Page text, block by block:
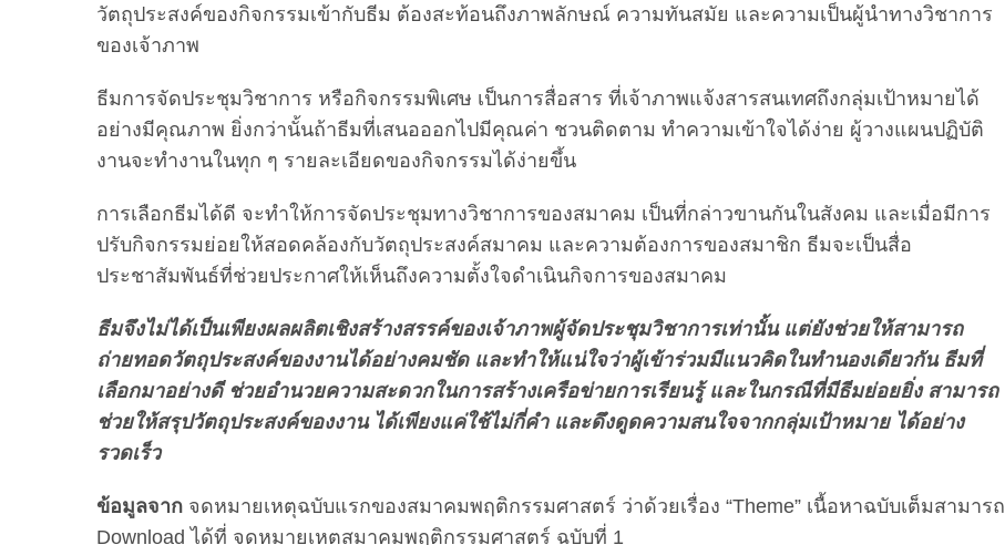
วัตถุประสงค์ของกิจกรรมเข้ากับธีม ต้องสะท้อนถึงภาพลักษณ์ ความทันสมัย และความเป็นผู้นำทางวิชาการ
ของเจ้าภาพ
ธีมการจัดประชุมวิชาการ หรือกิจกรรมพิเศษ เป็นการสื่อสาร ที่เจ้าภาพแจ้งสารสนเทศถึงกลุ่มเป้าหมายได้
อย่างมีคุณภาพ ยิ่งกว่านั้นถ้าธีมที่เสนอออกไปมีคุณค่า ชวนติดตาม ทำความเข้าใจได้ง่าย ผู้วางแผนปฏิบัติ
งานจะทำงานในทุก ๆ รายละเอียดของกิจกรรมได้ง่ายขึ้น
การเลือกธีมได้ดี จะทำให้การจัดประชุมทางวิชาการของสมาคม เป็นที่กล่าวขานกันในสังคม และเมื่อมีการ
ปรับกิจกรรมย่อยให้สอดคล้องกับวัตถุประสงค์สมาคม และความต้องการของสมาชิก ธีมจะเป็นสื่อ
ประชาสัมพันธ์ที่ช่วยประกาศให้เห็นถึงความตั้งใจดำเนินกิจการของสมาคม
ธีมจึงไม่ได้เป็นเพียงผลผลิตเชิงสร้างสรรค์ของเจ้าภาพผู้จัดประชุมวิชาการเท่านั้น แต่ยังช่วยให้สามารถ
ถ่ายทอดวัตถุประสงค์ของงานได้อย่างคมชัด และทำให้แน่ใจว่าผู้เข้าร่วมมีแนวคิดในทำนองเดียวกัน ธีมที่
เลือกมาอย่างดี ช่วยอำนวยความสะดวกในการสร้างเครือข่ายการเรียนรู้ และในกรณีที่มีธีมย่อยยิ่ง สามารถ
ช่วยให้สรุปวัตถุประสงค์ของงาน ได้เพียงแค่ใช้ไม่กี่คำ และดึงดูดความสนใจจากกลุ่มเป้าหมาย ได้อย่าง
รวดเร็ว
ข้อมูลจาก จดหมายเหตุฉบับแรกของสมาคมพฤติกรรมศาสตร์ ว่าด้วยเรื่อง “Theme” เนื้อหาฉบับเต็มสามารถ
Download ได้ที่ จดหมายเหตุสมาคมพฤติกรรมศาสตร์ ฉบับที่ 1